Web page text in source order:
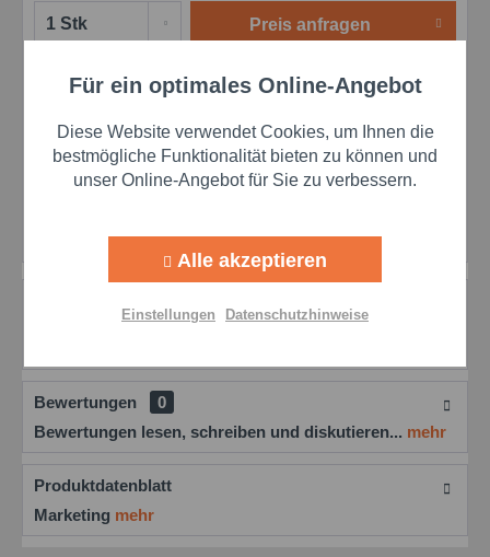
Preis anfragen
Preis anfragen
Merken Bewerten
Artikel-Nr.: klu0890030036
Günstigere Alternative –
technisch vergleichbar:
Bewertungen
0
Bewertungen lesen, schreiben und diskutieren... mehr
Produktdatenblatt
Marketing mehr
Funktionale Aktiv
Marketing Aktiv
Personalisierung Aktiv
Einstellungen speichern
Für ein optimales Online-Angebot
Diese Website verwendet Cookies, um Ihnen die
bestmögliche Funktionalität bieten zu können und
unser Online-Angebot für Sie zu verbessern.
Alle akzeptieren
Einstellungen Datenschutzhinweise